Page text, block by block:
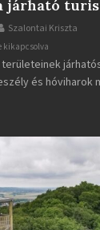
járható
Szalontai Kriszta
kikapcsolva
és hóviharok